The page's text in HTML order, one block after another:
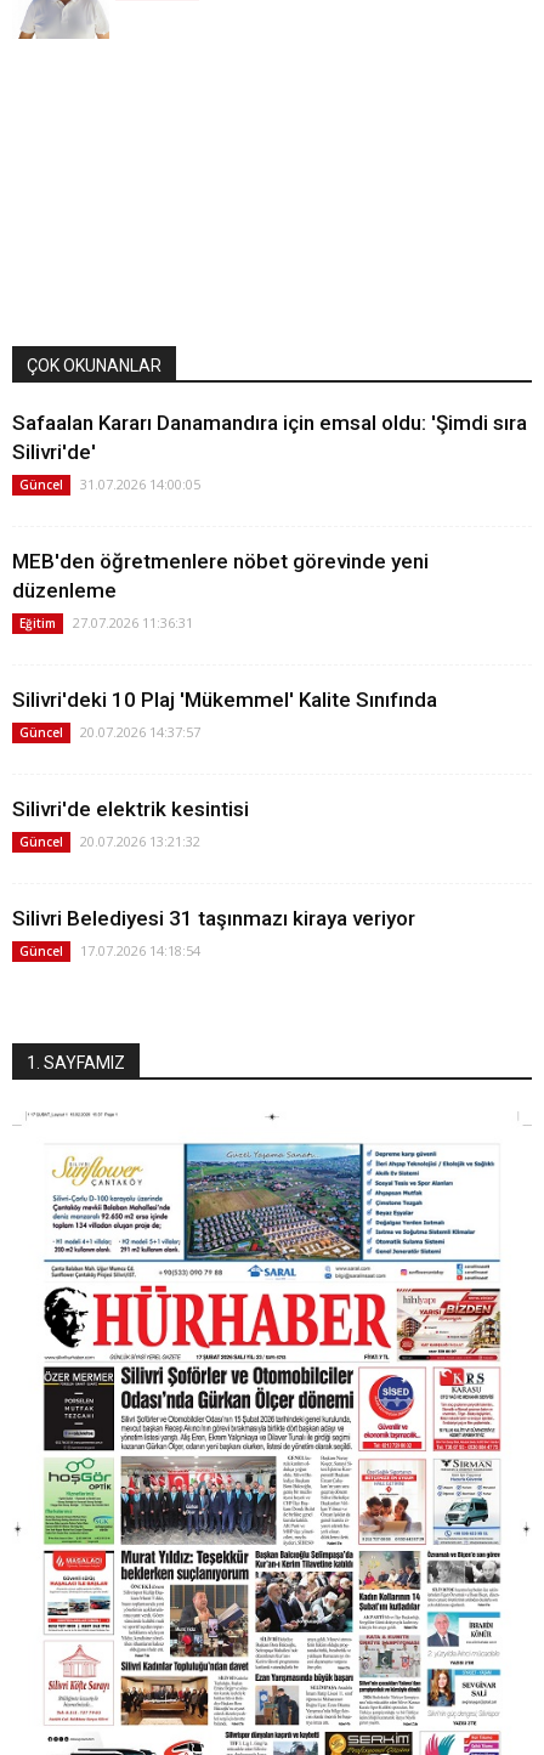
ÇOK OKUNANLAR
Safaalan Kararı Danamandıra için emsal oldu: 'Şimdi sıra
Silivri'de'
Güncel 31.07.2026 14:00:05
MEB'den öğretmenlere nöbet görevinde yeni
düzenleme
Eğitim 27.07.2026 11:36:31
Silivri'deki 10 Plaj 'Mükemmel' Kalite Sınıfında
Güncel 20.07.2026 14:37:57
Silivri'de elektrik kesintisi
Güncel 20.07.2026 13:21:32
Silivri Belediyesi 31 taşınmazı kiraya veriyor
Güncel 17.07.2026 14:18:54
1. SAYFAMIZ